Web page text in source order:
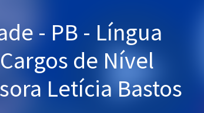
- PB - Língua
de Nível
Letícia Bastos